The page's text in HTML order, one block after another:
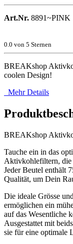
Art.Nr. 8891~PINK
0.0 von 5 Sternen
BREAKshop
coolen Design!
Mehr Details
BREAKshop
Tauche ein in das
Aktivkohlefiltern, die
Jeder Beutel enthält
Qualität, um Dein
Die ideale Grösse
ermöglichen ein
auf das Wesentliche
Ausgestattet mit
sie für eine optimale